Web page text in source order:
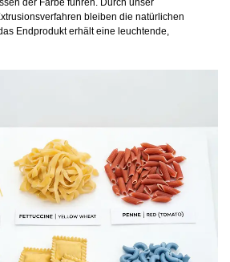
der Farbe führen. Durch unser
bleiben die natürlichen
Endprodukt erhält eine leuchtende,